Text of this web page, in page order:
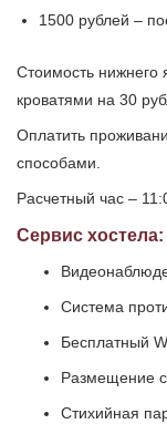
1500 рублей –
Стоимость нижнего
кроватями на 30
Оплатить
способами.
Расчетный час –
Сервис хостела:
Система
Бесплатный
Размещение
Стихийная